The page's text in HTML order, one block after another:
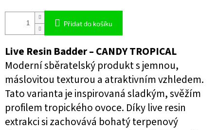
Přidat do košíku
Live Resin Badder – CANDY TROPICAL
Moderní sběratelský produkt s jemnou,
máslovitou texturou a atraktivním vzhledem.
Tato varianta je inspirovaná sladkým, svěžím
profilem tropického ovoce. Díky live resin
extrakci si zachovává bohatý terpenový